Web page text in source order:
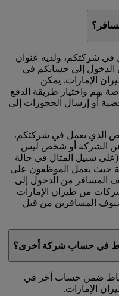
شركتكم، ولديه عنوان
الدخول إلى حسابكم في
الإمارات. يمكن
بهم واختيار طريقة الدفع
أو إرسال الحجوزات إلى
الذي يعمل في شركتكم،
عن الشركة أو شخص ليس
(على سبيل المثال في حالة
حيث يعمل الموظفون على
المسافر من الدخول إلى
من طيران الإمارات
المسافرين من قبل
في حساب شركة أخرى؟
نقاط ضمن حساب آخر في
الإمارات.